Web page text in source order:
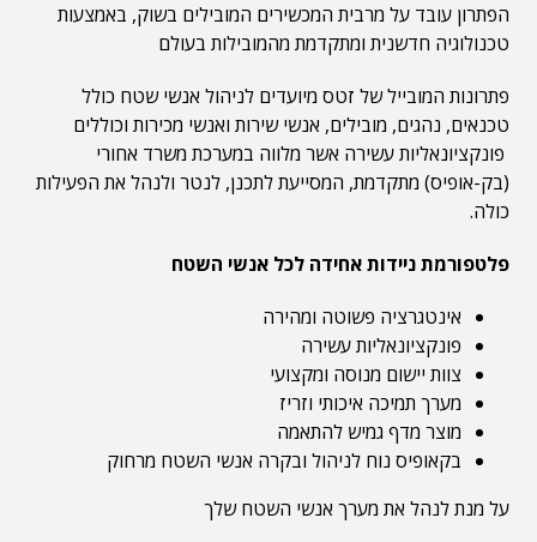
הפתרון עובד על מרבית המכשירים המובילים בשוק, באמצעות
טכנולוגיה חדשנית ומתקדמת מהמובילות בעולם
פתרונות המובייל של זטס מיועדים לניהול אנשי שטח כולל
טכנאים, נהגים, מובילים, אנשי שירות ואנשי מכירות וכוללים
פונקציונאליות עשירה אשר מלווה במערכת משרד אחורי
(בק-אופיס) מתקדמת, המסייעת לתכנן, לנטר ולנהל את הפעילות
כולה.
פלטפורמת ניידות אחידה לכל אנשי השטח
אינטגרציה פשוטה ומהירה
פונקציונאליות עשירה
צוות יישום מנוסה ומקצועי
מערך תמיכה איכותי וזריז
מוצר מדף גמיש להתאמה
בקאופיס נוח לניהול ובקרה אנשי השטח מרחוק
על מנת לנהל את מערך אנשי השטח שלך